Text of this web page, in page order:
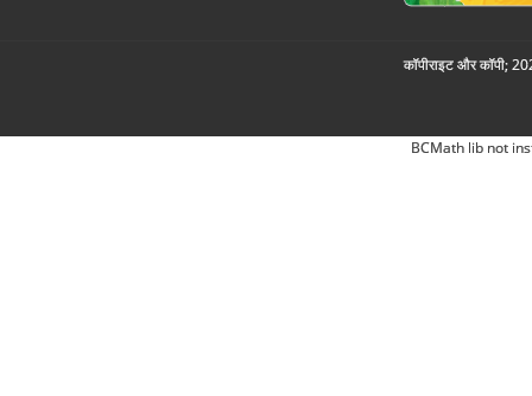
कॉपीराइट और कॉपी;
BCMath lib not